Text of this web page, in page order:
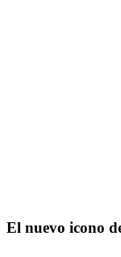
El nuevo icono